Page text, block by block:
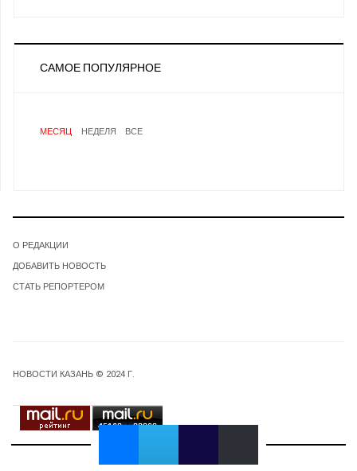
САМОЕ ПОПУЛЯРНОЕ
МЕСЯЦ НЕДЕЛЯ ВСЕ
О РЕДАКЦИИ
ДОБАВИТЬ НОВОСТЬ
СТАТЬ РЕПОРТЕРОМ
НОВОСТИ КАЗАНЬ © 2024 Г.
45163 32263